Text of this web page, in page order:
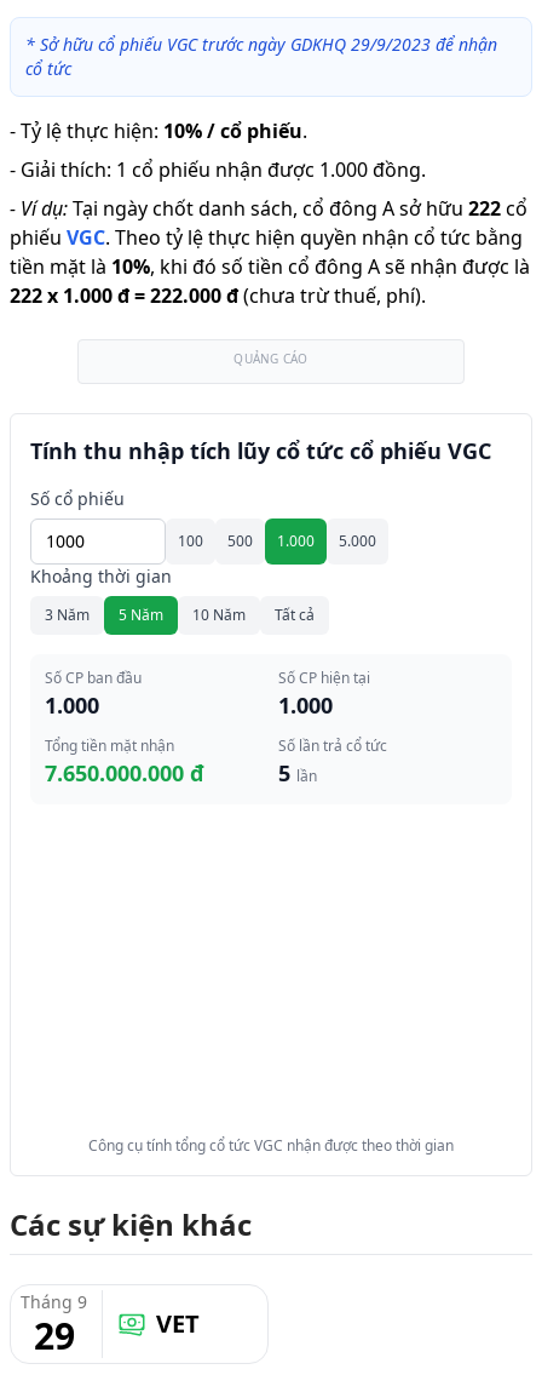
* Sở hữu cổ phiếu VGC trước ngày GDKHQ 29/9/2023 để nhận
cổ tức
-Tỷ lệ thực hiện: 10% / cổ phiếu.
- Giải thích: 1 cổ phiếu nhận được 1.000 đồng.
- Ví dụ:Tại ngày chốt danh sách, cổ đông A sở hữu 222cổ
phiếu VGC. Theo tỷ lệ thực hiện quyền nhận cổ tức bằng
tiền mặt là 10%, khi đó số tiền cổ đông A sẽ nhận được là
222x 1.000 đ=222.000 đ(chưa trừ thuế, phí).
QUẢNG CÁO
Tính thu nhập tích lũy cổ tức cổ phiếu VGC
Số cổ phiếu
100 500 1.000 5.000
Khoảng thời gian
3 Năm 5 Năm 10 Năm Tất cả
Số CP ban đầu
1.000
Số CP hiện tại
1.000
Tổng tiền mặt nhận
7.650.000.000 đ
Số lần trả cổ tức
5 lần
Công cụ tính tổng cổ tức VGC nhận được theo thời gian
Các sự kiện khác
Tháng 9
29 VET